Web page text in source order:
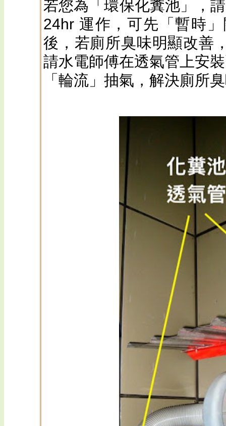
若您為「環保化糞池」，
24hr 運作，可先「暫時
後，若廁所臭味明顯改善
請水電師傅在透氣管上安
「輪流」抽氣，解決廁所